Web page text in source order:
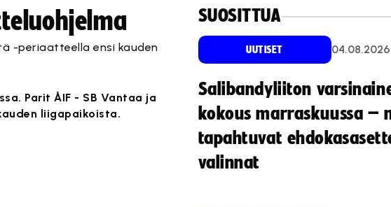
-periaatteella ensi kauden
Parit ÅIF - SB Vantaa ja
liigapaikoista.
SUOSITTUA
UUTISET 04.08.2026
Salibandyliiton
kokous marraskuussa –
tapahtuvat
valinnat